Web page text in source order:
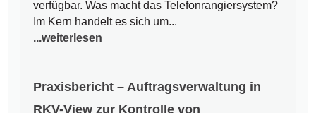
verfügbar. Was macht das Telefonrangiersystem?
Im Kern handelt es sich um...
...weiterlesen
Praxisbericht – Auftragsverwaltung in
RKV-View zur Kontrolle von